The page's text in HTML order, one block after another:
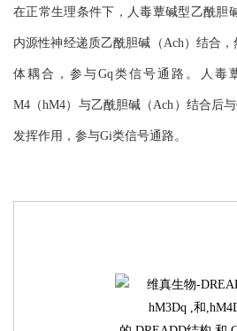
在正常生理条件下，人毒蕈碱型乙酰胆
内源性神经递质乙酰胆碱（Ach）结合
体耦合，参与Gq类信号通路。人毒
M4（hM4）与乙酰胆碱（Ach）结合后
发挥作用，参与Gi类信号通路。